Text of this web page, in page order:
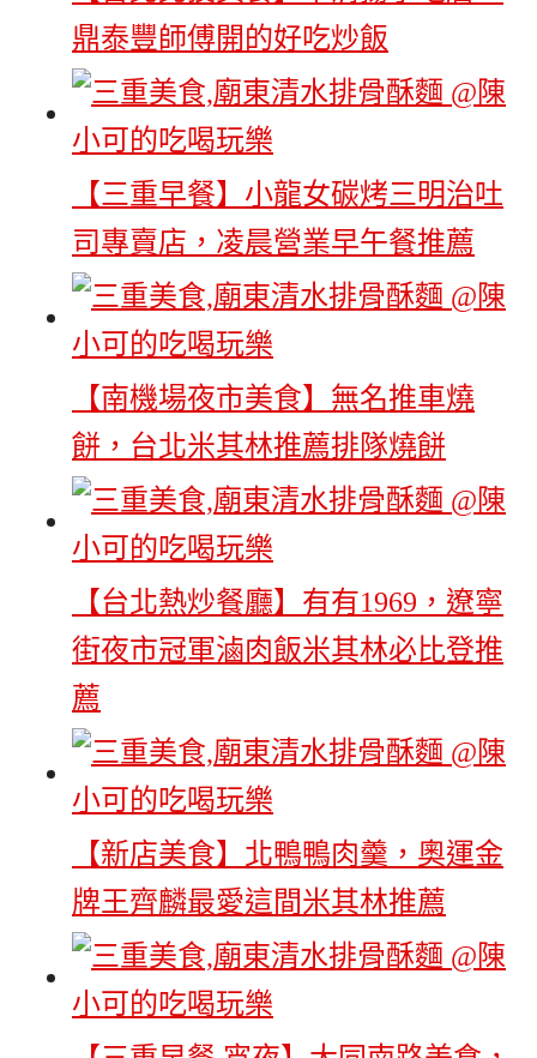
鼎泰豐師傅開的好吃炒飯
【三重早餐】小龍女碳烤三明治吐
司專賣店，凌晨營業早午餐推薦
【南機場夜市美食】無名推車燒
餅，台北米其林推薦排隊燒餅
【台北熱炒餐廳】有有1969，遼寧
街夜市冠軍滷肉飯米其林必比登推
薦
【新店美食】北鴨鴨肉羹，奧運金
牌王齊麟最愛這間米其林推薦